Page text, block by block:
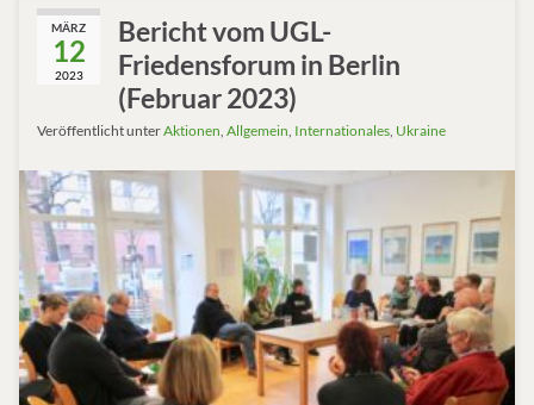
MÄRZ
12
2023
Bericht vom UGL-
Friedensforum in Berlin
(Februar 2023)
Veröffentlicht unterAktionen, Allgemein, Internationales, Ukraine